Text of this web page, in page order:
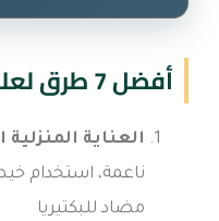
أفضل 7 طرق لعلاج انحسار اللثة
العناية المنزلية
ناعمة، استخدام
مضاد للبكتيريا